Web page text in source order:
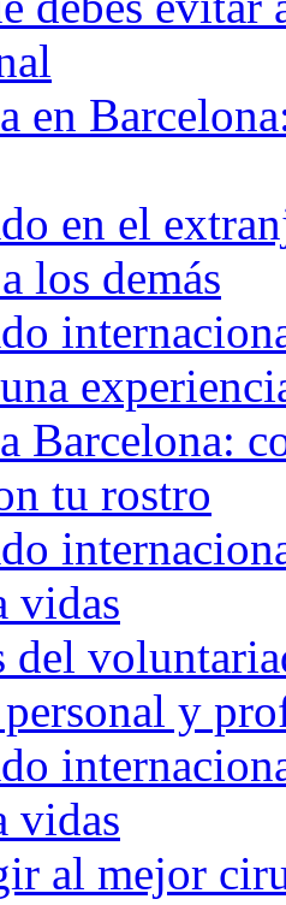
en
en el
los demás
Barcelona:
tu rostro
vidas
del
y
vidas
al mejor